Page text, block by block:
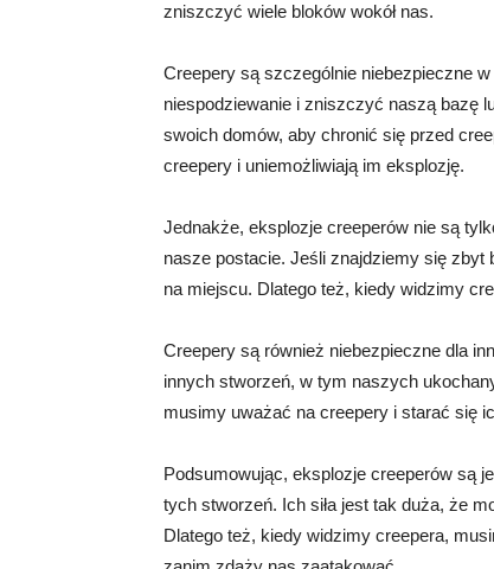
zniszczyć wiele bloków wokół nas.
Creepery są szczególnie niebezpieczne
niespodziewanie i zniszczyć naszą bazę
swoich domów, aby chronić się przed
creepery i uniemożliwiają im eksplozję.
Jednakże, eksplozje creeperów nie są
nasze postacie. Jeśli znajdziemy się
na miejscu. Dlatego też, kiedy widzimy
Creepery są również niebezpieczne dla
innych stworzeń, w tym naszych
musimy uważać na creepery i starać się
Podsumowując, eksplozje creeperów są
tych stworzeń. Ich siła jest tak duża, że
Dlatego też, kiedy widzimy creepera,